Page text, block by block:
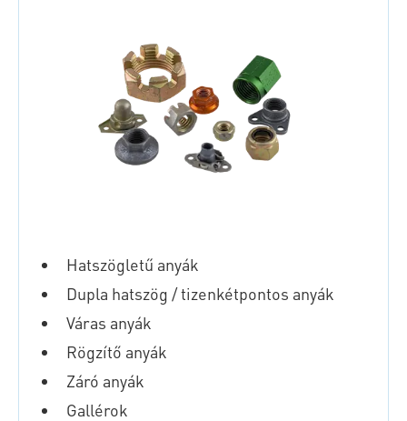
Hatszögletű anyák
Dupla hatszög / tizenkétpontos anyák
Váras anyák
Rögzítő anyák
Záró anyák
Gallérok